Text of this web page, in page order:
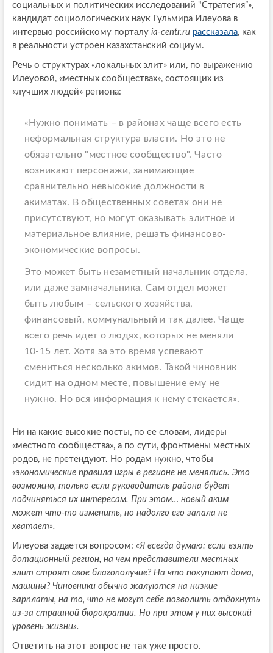
социальных и политических исследований "Стратегия”»,
кандидат социологических наук Гульмира Илеуова в
интервью российскому порталу ia-centr.ru рассказала, как
в реальности устроен казахстанский социум.
Речь о структурах «локальных элит» или, по выражению
Илеуовой, «местных сообществах», состоящих из
«лучших людей» региона:
«Нужно понимать – в районах чаще всего есть
неформальная структура власти. Но это не
обязательно "местное сообщество". Часто
возникают персонажи, занимающие
сравнительно невысокие должности в
акиматах. В общественных советах они не
присутствуют, но могут оказывать элитное и
материальное влияние, решать финансово-
экономические вопросы.
Это может быть незаметный начальник отдела,
или даже замначальника. Сам отдел может
быть любым – сельского хозяйства,
финансовый, коммунальный и так далее. Чаще
всего речь идет о людях, которых не меняли
10-15 лет. Хотя за это время успевают
смениться несколько акимов. Такой чиновник
сидит на одном месте, повышение ему не
нужно. Но вся информация к нему стекается».
Ни на какие высокие посты, по ее словам, лидеры
«местного сообщества», а по сути, фронтмены местных
родов, не претендуют. Но родам нужно, чтобы
«экономические правила игры в регионе не менялись. Это
возможно, только если руководитель района будет
подчиняться их интересам. При этом… новый аким
может что-то изменить, но надолго его запала не
хватает».
Илеуова задается вопросом: «Я всегда думаю: если взять
дотационный регион, на чем представители местных
элит строят свое благополучие? На что покупают дома,
машины? Чиновники обычно жалуются на низкие
зарплаты, на то, что не могут себе позволить отдохнуть
из-за страшной бюрократии. Но при этом у них высокий
уровень жизни».
Ответить на этот вопрос не так уже просто.